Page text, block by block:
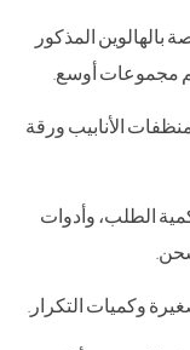
بالهالوين المذكور
مجموعات أوسع.
الأنابيب ورقة
الطلب، وأدوات
وكميات التكرار.